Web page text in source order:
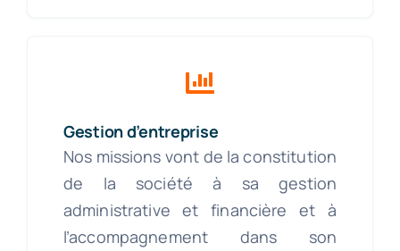
Gestion d’entreprise
Nos missions vont de la constitution
de la société à sa gestion
administrative et financière et à
l’accompagnement dans son